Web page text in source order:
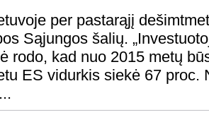
per pastarąjį
Sąjungos šalių.
rodo, kad nuo 2015 metų
ES vidurkis siekė 67 proc.